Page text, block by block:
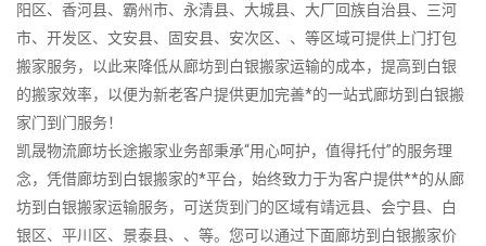
阳区、香河县、霸州市、永清县、大城县、大厂回族自治县、三河
市、开发区、文安县、固安县、安次区、、等区域可提供上门打包
搬家服务，以此来降低从廊坊到白银搬家运输的成本，提高到白银
的搬家效率，以便为新老客户提供更加完善*的一站式廊坊到白银搬
家门到门服务！
凯晟物流廊坊长途搬家业务部秉承“用心呵护，值得托付”的服务理
念，凭借廊坊到白银搬家的*平台，始终致力于为客户提供**的从廊
坊到白银搬家运输服务，可送货到门的区域有靖远县、会宁县、白
银区、平川区、景泰县、、等。您可以通过下面廊坊到白银搬家价